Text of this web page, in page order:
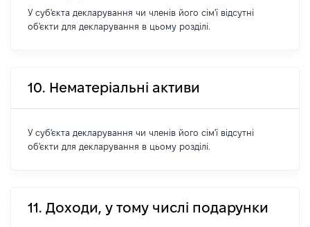
У суб'єкта декларування чи членів його сім'ї відсутні
об'єкти для декларування в цьому розділі.
10. Нематеріальні активи
У суб'єкта декларування чи членів його сім'ї відсутні
об'єкти для декларування в цьому розділі.
11. Доходи, у тому числі подарунки